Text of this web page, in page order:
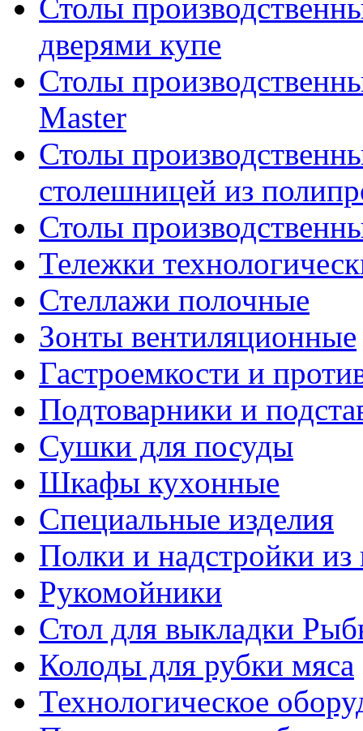
Столы
дверями купе
Столы
Master
Столы
столешницей из
Столы
Тележки
Стеллажи полочные
Зонты вентиляционные
Гастроемкости и
Подтоварники и
Сушки для посуды
Шкафы кухонные
Специальные изделия
Полки и надстройки из
Рукомойники
Стол для выкладки
Колоды для рубки мяса
Технологическое